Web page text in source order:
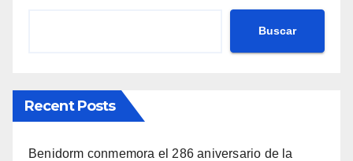
Buscar
Recent Posts
Benidorm conmemora el 286 aniversario de la